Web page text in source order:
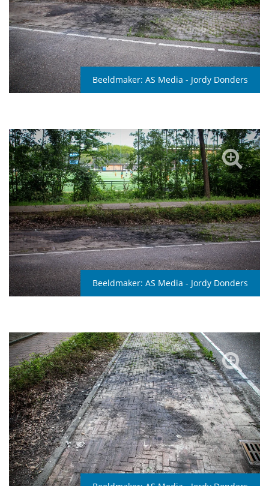
Beeldmaker: AS Media - Jordy Donders
Beeldmaker: AS Media - Jordy Donders